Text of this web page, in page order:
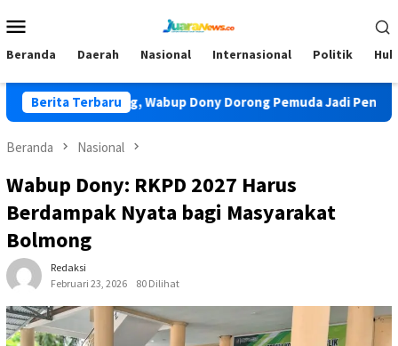
ke
Mobile
Beranda Daerah Nasional Internasional Politik
Berita Terbaru
Bolmong, Wabup Dony Dorong Pemuda Jadi Pengawal
Beranda Nasional
Wabup Dony: RKPD 2027 Harus
Berdampak Nyata bagi Masyarakat
Bolmong
Redaksi
Februari 23, 2026
80 Dilihat